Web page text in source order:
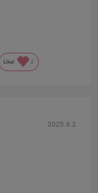
Like! 2
2025.8.2